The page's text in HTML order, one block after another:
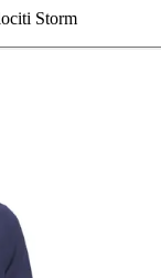
Storm